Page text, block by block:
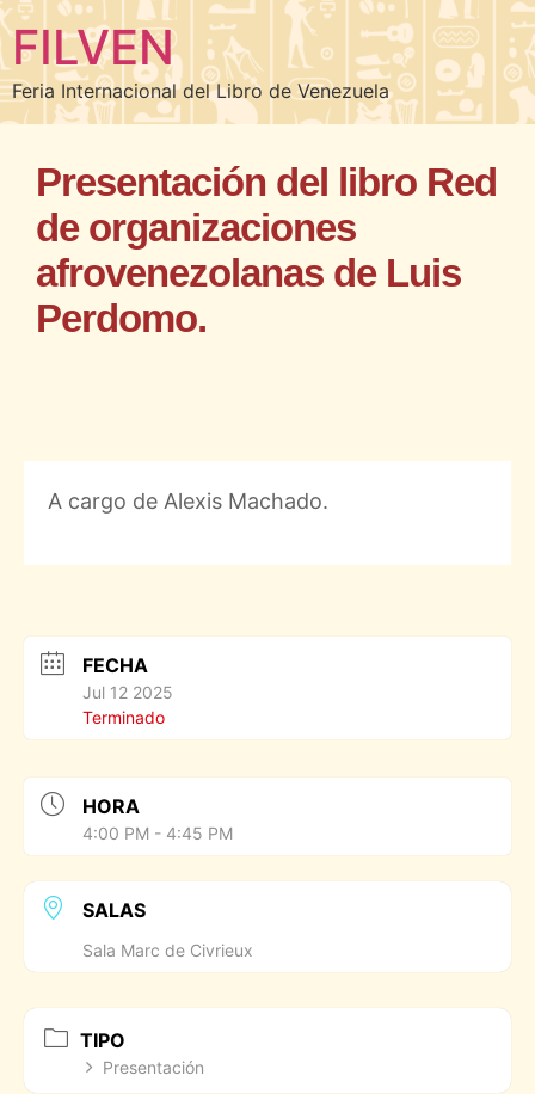
FILVEN
Feria Internacional del Libro de Venezuela
Presentación del libro Red
de organizaciones
afrovenezolanas de Luis
Perdomo.
A cargo de Alexis Machado.
FECHA
Jul 12 2025
Terminado
HORA
4:00 PM - 4:45 PM
SALAS
Sala Marc de Civrieux
TIPO
Presentación